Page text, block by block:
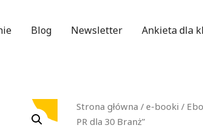
Blog Newsletter Ankieta dla
Strona główna / e-booki /
PR dla 30 Branż”